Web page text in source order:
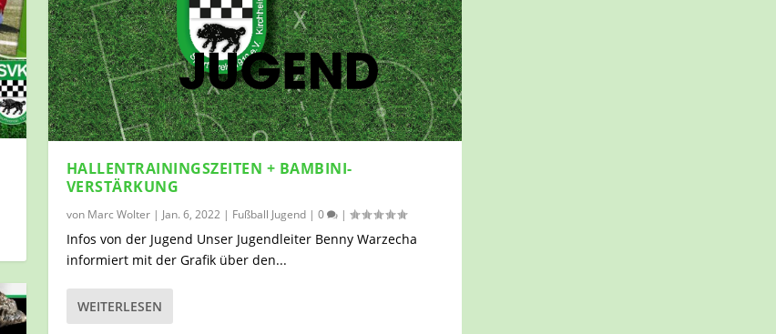
HALLENTRAININGSZEITEN + BAMBINI-
VERSTÄRKUNG
von Marc Wolter| Jan. 6, 2022| Fußball Jugend| 0 |
Infos von der Jugend Unser Jugendleiter Benny Warzecha
informiert mit der Grafik über den...
WEITERLESEN